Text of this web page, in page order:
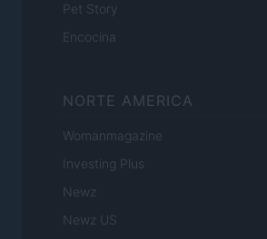
Pet Story
Encocina
NORTE AMERICA
Womanmagazine
Investing Plus
Newz
Newz US